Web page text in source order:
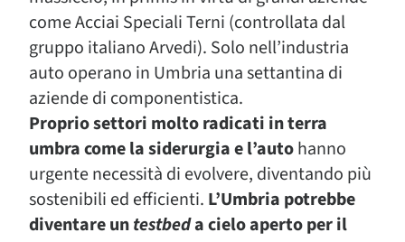
come Acciai Speciali Terni (controllata dal
gruppo italiano Arvedi). Solo nell’industria
auto operano in Umbria una settantina di
aziende di componentistica.
Proprio settori molto radicati in terra
umbra come la siderurgia e l’autohanno
urgente necessità di evolvere, diventando più
sostenibili ed efficienti. L’Umbria potrebbe
diventare untestbeda cielo aperto per il